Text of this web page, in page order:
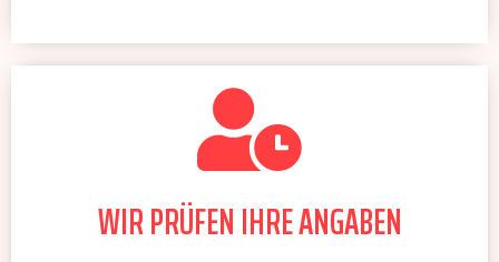
WIR PRÜFEN IHRE ANGABEN